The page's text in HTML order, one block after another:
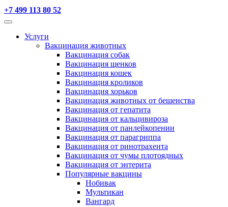
+7 499 113 80 52
Услуги
Вакцинация животных
Вакцинация собак
Вакцинация щенков
Вакцинация кошек
Вакцинация кроликов
Вакцинация хорьков
Вакцинация животных от бешенства
Вакцинация от гепатита
Вакцинация от кальцивироза
Вакцинация от панлейкопении
Вакцинация от парагриппа
Вакцинация от ринотрахеита
Вакцинация от чумы плотоядных
Вакцинация от энтерита
Популярные вакцины
Нобивак
Мультикан
Вангард